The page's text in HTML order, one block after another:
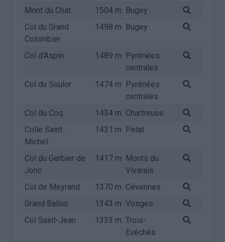
Mont du Chat
1504 m Bugey
Col du Grand
Colombier
1498 m Bugey
Col d'Aspin 1489 m Pyrénées
centrales
Col du Soulor
1474 m Pyrénées
centrales
Col du Coq
1434 m Chartreuse
Colle Saint-
Michel
1431 m Pelat
Col du Gerbier de
Jonc
1417 m Monts du
Vivarais
Col de Meyrand
1370 m Cévennes
Grand Ballon
1343 m Vosges
Col Saint-Jean
1333 m Trois-
Evêchés